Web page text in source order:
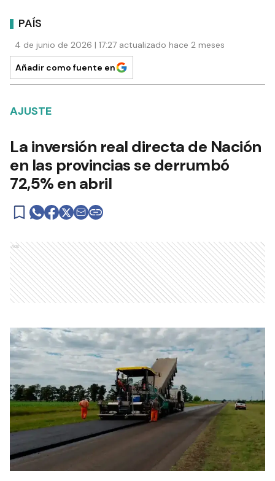
PAÍS
4 de junio de 2026 | 17:27 actualizado hace 2 meses
Añadir como fuente en
AJUSTE
La inversión real directa de Nación
en las provincias se derrumbó
72,5% en abril
Ads